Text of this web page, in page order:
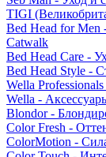
TIGI
Bed Head for Men
Catwalk
Bed Head Care -
Bed Head Style -
Wella
Wella -
Blondor -
Color Fresh -
ColorMotion -